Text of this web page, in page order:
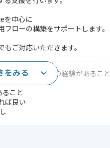
を中心に
ローの構築をサポートします。
ご対応いただきます。
たはいずれか）の経験があること
こと
ば良い
をみる